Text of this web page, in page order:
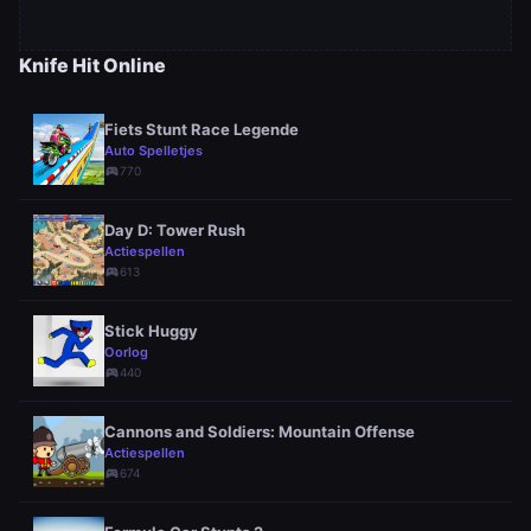
Knife Hit Online
Fiets Stunt Race Legende
Auto Spelletjes
sports_esports770
Day D: Tower Rush
Actiespellen
sports_esports613
Stick Huggy
Oorlog
sports_esports440
Cannons and Soldiers: Mountain Offense
Actiespellen
sports_esports674